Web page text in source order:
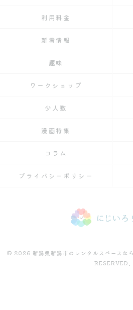
利用料金
新着情報
趣味
ワークショップ
少人数
漫画特集
コラム
プライバシーポリシー
© 2026 新潟県新潟市のレンタルスペースな
RESERVED.